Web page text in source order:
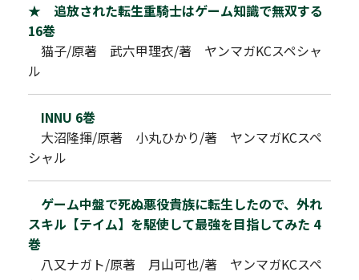
★ 追放された転生重騎士はゲーム知識で無双する
16巻
猫子/原著 武六甲理衣/著 ヤンマガKCスペシャ
ル
INNU 6巻
大沼隆揮/原著 小丸ひかり/著 ヤンマガKCスペ
シャル
ゲーム中盤で死ぬ悪役貴族に転生したので、外れ
スキル【テイム】を駆使して最強を目指してみた 4
巻
八又ナガト/原著 月山可也/著 ヤンマガKCスペ